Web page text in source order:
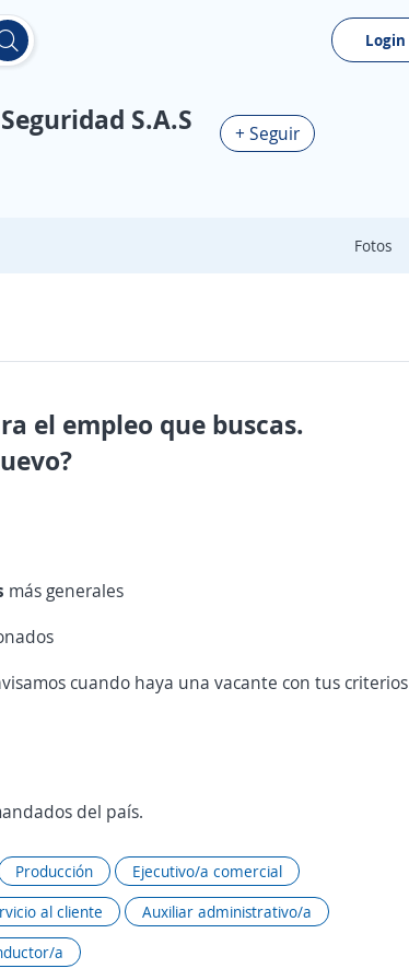
Login
S.A.S + Seguir
Fotos
el empleo que buscas.
más generales
cuando haya una vacante con tus criterios
del país.
Producción
Ejecutivo/a comercial
al cliente
Auxiliar administrativo/a
a